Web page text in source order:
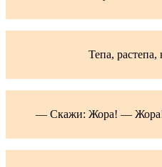
Тепа,
— Скажи: Жора! — Жора!